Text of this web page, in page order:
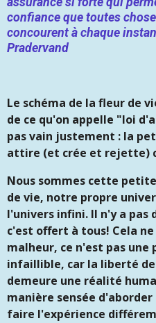
confiance que toutes
concourent à chaque
Pradervand
Le schéma de la fleur de
de ce qu'on appelle "loi
pas vain justement : la
attire (et crée et rejette)
Nous sommes cette
de vie, notre propre
l'univers infini. Il n'y a pas
c'est offert à tous! Cela
malheur, ce n'est pas
infaillible, car la liberté
demeure une réalité
manière sensée
faire l'expérience